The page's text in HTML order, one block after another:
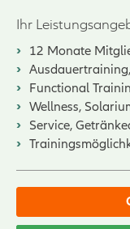
Ihr
12 Monate
Functional
Wellness,
Service,